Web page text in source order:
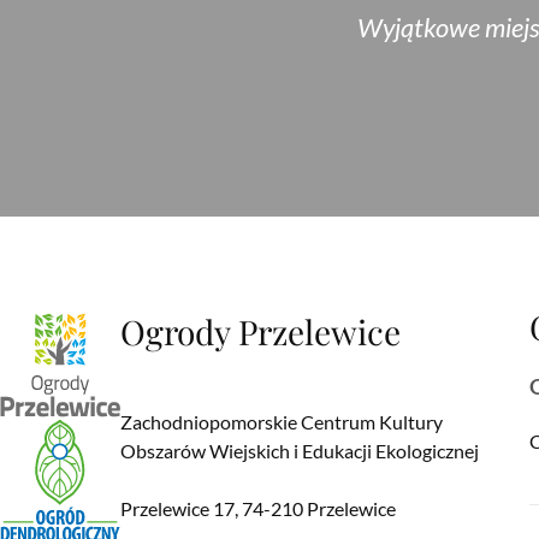
Wyjątkowe
Adres
Ogrody Przelewice
Zachodniopomorskie Centrum Kultury
Obszarów Wiejskich i Edukacji Ekologicznej
Przelewice 17, 74-210 Przelewice